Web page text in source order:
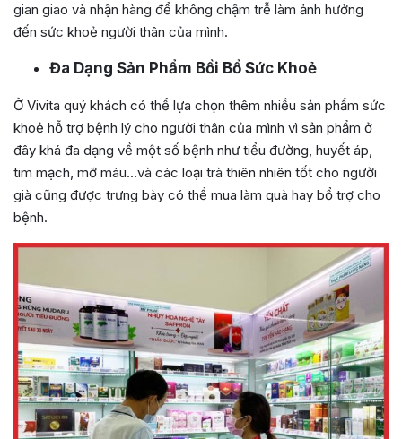
gian giao và nhận hàng để không chậm trễ làm ảnh hưởng
đến sức khoẻ người thân của mình.
Đa Dạng Sản Phẩm Bồi Bổ Sức Khoẻ
Ở Vivita quý khách có thể lựa chọn thêm nhiều sản phẩm sức
khoẻ hỗ trợ bệnh lý cho người thân của mình vì sản phẩm ở
đây khá đa dạng về một số bệnh như tiểu đường, huyết áp,
tim mạch, mỡ máu…và các loại trà thiên nhiên tốt cho người
già cũng được trưng bày có thể mua làm quà hay bổ trợ cho
bệnh.